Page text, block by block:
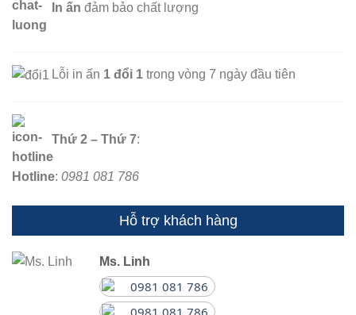
In ấn đảm bảo chất lượng
Lỗi in ấn 1 đổi 1 trong vòng 7 ngày đầu tiên
Thứ 2 – Thứ 7:
Hotline: 0981 081 786
Hỗ trợ khách hàng
Ms. Linh
0981 081 786